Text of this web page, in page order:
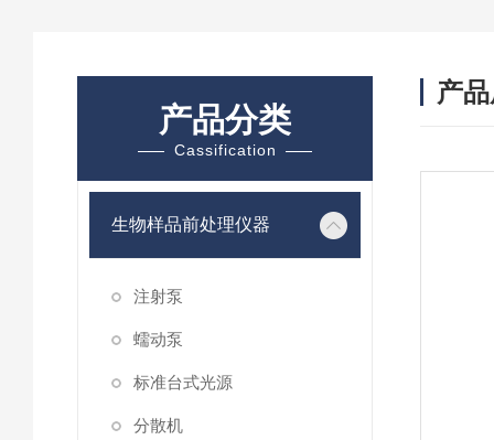
产品分类
Cassification
生物样品前处理仪器
注射泵
蠕动泵
标准台式光源
分散机
产